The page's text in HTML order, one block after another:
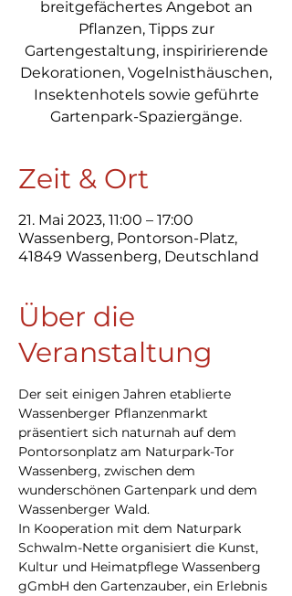
breitgefächertes Angebot an
Pflanzen, Tipps zur
Gartengestaltung, inspiririerende
Dekorationen, Vogelnisthäuschen,
Insektenhotels sowie geführte
Gartenpark-Spaziergänge.
Zeit & Ort
21. Mai 2023, 11:00 – 17:00
Wassenberg, Pontorson-Platz,
41849 Wassenberg, Deutschland
Über die
Veranstaltung
Der seit einigen Jahren etablierte
Wassenberger Pflanzenmarkt
präsentiert sich naturnah auf dem
Pontorsonplatz am Naturpark-Tor
Wassenberg, zwischen dem
wunderschönen Gartenpark und dem
Wassenberger Wald.
In Kooperation mit dem Naturpark
Schwalm-Nette organisiert die Kunst,
Kultur und Heimatpflege Wassenberg
gGmbH den Gartenzauber, ein Erlebnis